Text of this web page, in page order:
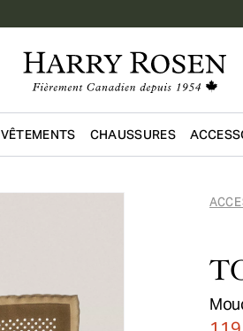
Passer au
VÊTEMENTS CHAUSSURES